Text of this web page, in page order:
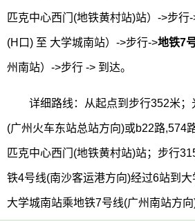
匹克中心西门(地铁黄村站)站）->步行-
(H口) 至 大学城南站）->步行->地铁7
州南站）->步行 -> 到达。
详细路线：从起点到步行352米
(广州火车东站总站方向)或b22路,574
匹克中心西门(地铁黄村站)站；步行
铁4号线(南沙客运港方向)经过6站到大
大学城南站乘地铁7号线(广州南站方